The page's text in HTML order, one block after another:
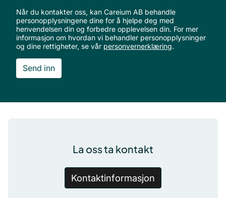
Når du kontakter oss, kan Careium AB behandle
personopplysningene dine for å hjelpe deg med
henvendelsen din og forbedre opplevelsen din. For mer
informasjon om hvordan vi behandler personopplysninger
og dine rettigheter, se vår personvernerklæring.
La oss ta kontakt
Kontaktinformasjon